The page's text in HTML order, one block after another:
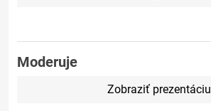
Moderuje
Zobraziť prezentáciu